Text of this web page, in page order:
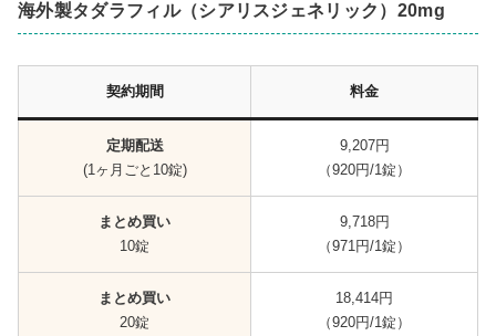
海外製タダラフィル（シアリスジェネリック）20mg
契約期間 料金
定期配送
(1ヶ月ごと10錠)
9,207円
（920円/1錠）
まとめ買い
10錠
9,718円
（971円/1錠）
まとめ買い
20錠
18,414円
（920円/1錠）